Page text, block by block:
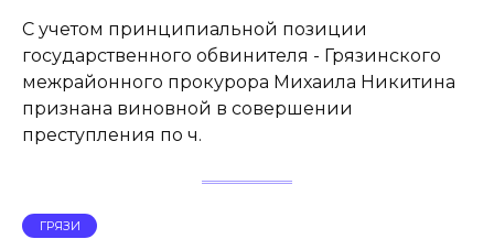
C учетом принципиальной позиции
государственного обвинителя - Грязинского
межрайонного прокурора Михаила Никитина
признана виновной в совершении
преступления по ч.
ГРЯЗИ